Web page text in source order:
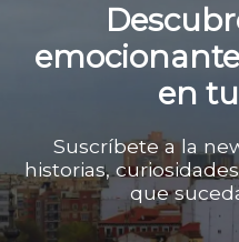
en
Suscríbete a la
historias,
que